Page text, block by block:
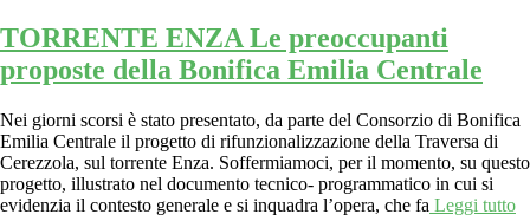
TORRENTE ENZA Le preoccupanti
proposte della Bonifica Emilia Centrale
Nei giorni scorsi è stato presentato, da parte del Consorzio di Bonifica
Emilia Centrale il progetto di rifunzionalizzazione della Traversa di
Cerezzola, sul torrente Enza. Soffermiamoci, per il momento, su questo
progetto, illustrato nel documento tecnico- programmatico in cui si
evidenzia il contesto generale e si inquadra l’opera, che fa Leggi tutto